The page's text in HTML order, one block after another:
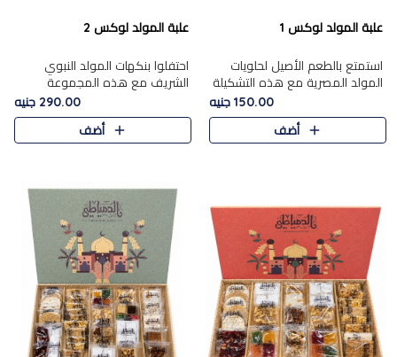
علبة المولد لوكس 1
استمتع بالطعم الأصيل لحلويات
المولد المصرية مع هذه التشكيلة
المختارة بعناية من 9 قطع. تتضمن
التشكيلة جوزرية مع فول،ملبان
150.00 جنيه
أضف
علبة المولد لوكس 2
احتفلوا بنكهات المولد النبوي
الشريف مع هذه المجموعة
الفاخرة المكونة من 19 قطعة،
والتي تم اختيارها بعناية فائقة لتُبرز
تشكيلة واسعة من الحلويات
290.00 جنيه
أضف